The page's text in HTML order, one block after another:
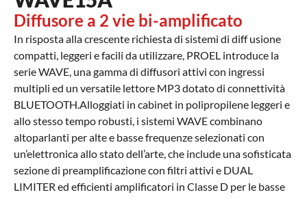
Diffusore a 2 vie bi-amplificato
In risposta alla crescente richiesta di sistemi di diff usione
compatti, leggeri e facili da utilizzare, PROEL introduce la
serie WAVE, una gamma di diffusori attivi con ingressi
multipli ed un versatile lettore MP3 dotato di connettività
BLUETOOTH.Alloggiati in cabinet in polipropilene leggeri e
allo stesso tempo robusti, i sistemi WAVE combinano
altoparlanti per alte e basse frequenze selezionati con
un’elettronica allo stato dell’arte, che include una sofisticata
sezione di preamplificazione con filtri attivi e DUAL
LIMITER ed efficienti amplificatori in Classe D per le basse